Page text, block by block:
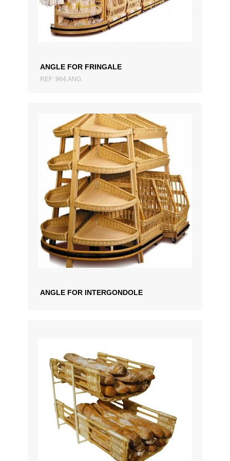
ANGLE FOR FRINGALE
REF: 964.ANG
ANGLE FOR INTERGONDOLE
ZUM ANGEBOT HINZUFÜGEN